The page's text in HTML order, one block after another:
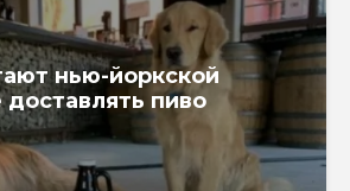
нью-йоркской
доставлять пиво